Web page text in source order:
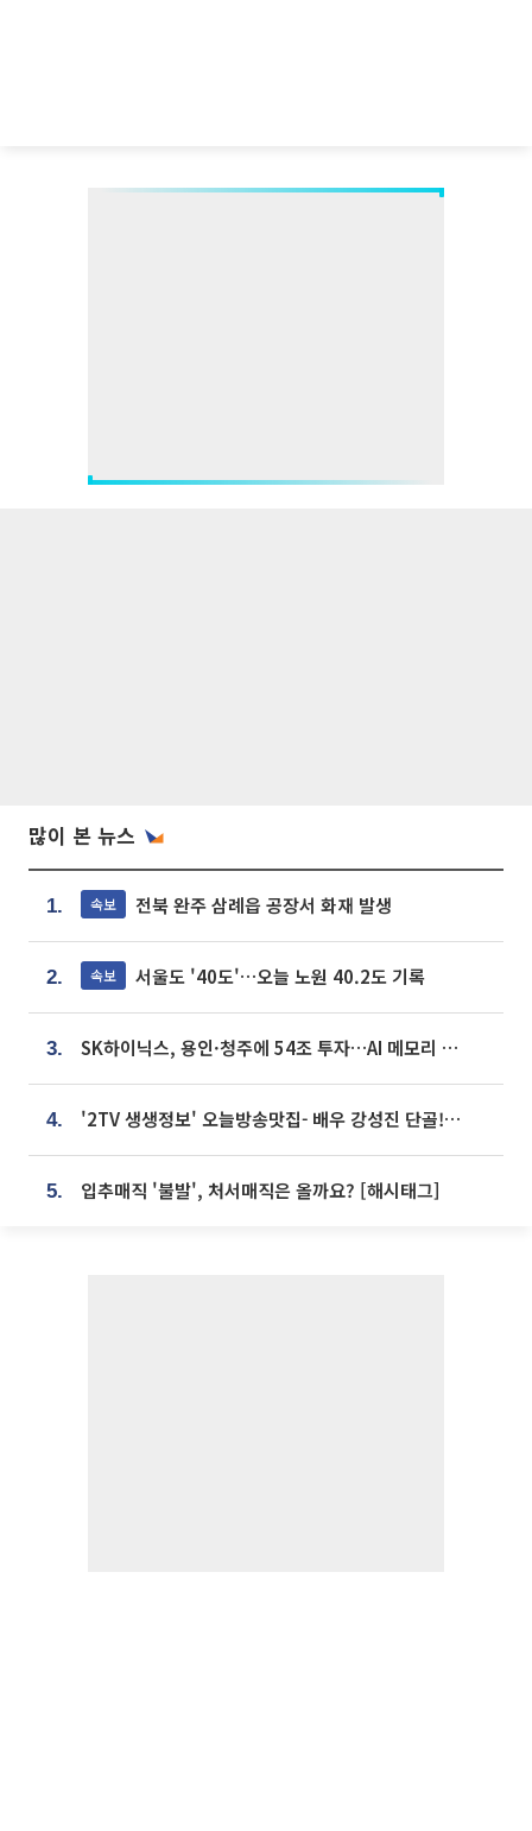
많이 본 뉴스
1. 속보 전북 완주 삼례읍 공장서 화재 발생
2. 속보 서울도 '40도'…오늘 노원 40.2도 기록
3. SK하이닉스, 용인·청주에 54조 투자…AI 메모리 생산기지 키운다
4. '2TV 생생정보' 오늘방송맛집- 배우 강성진 단골! 쌀국수ㆍ푸팟퐁 커리 맛집 '블○○○'
5. 입추매직 '불발', 처서매직은 올까요? [해시태그]